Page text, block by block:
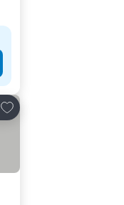
Lägg till i Mina Favoriter